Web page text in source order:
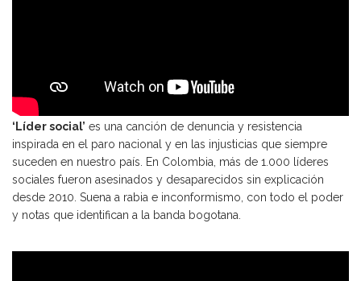
‘Líder social’ es una canción de denuncia y resistencia
inspirada en el paro nacional y en las injusticias que siempre
suceden en nuestro país. En Colombia, más de 1.000 líderes
sociales fueron asesinados y desaparecidos sin explicación
desde 2010. Suena a rabia e inconformismo, con todo el poder
y notas que identifican a la banda bogotana.